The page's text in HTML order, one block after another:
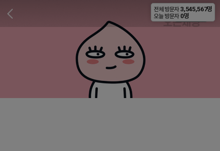
비공개
전체 방문자 3,545,567명
오늘 방문자 0명